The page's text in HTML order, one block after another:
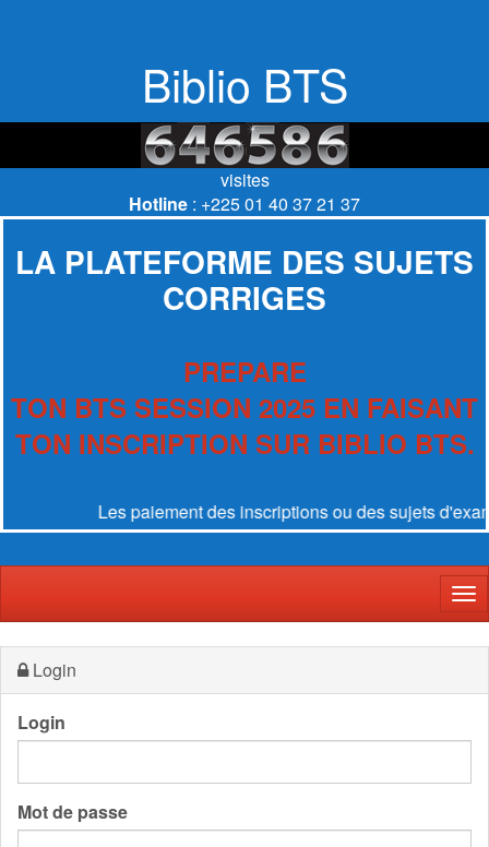
Biblio BTS
visites
Hotline : +225 01 40 37 21 37
LA PLATEFORME DES SUJETS
CORRIGES
PREPARE
TON BTS SESSION 2025 EN FAISANT
TON INSCRIPTION SUR BIBLIO BTS.
Les paiement des inscriptions ou des sujets
Login
Login
Mot de passe